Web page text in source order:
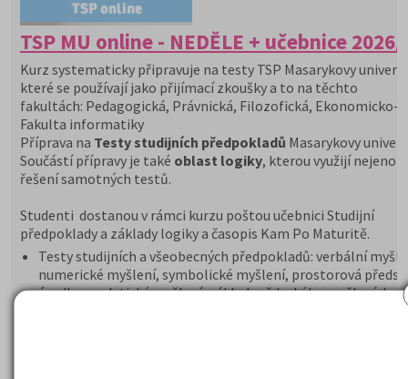
TSP MU online - NEDĚLE + učebnice 2026/
Kurz systematicky připravuje na testy TSP Masarykovy
které se používají jako přijímací zkoušky a to na těchto
fakultách: Pedagogická, Právnická, Filozofická, Ekonomicko-
Fakulta informatiky
Příprava na Testy studijních předpokladů Masarykovy
Součástí přípravy je také oblast logiky, kterou využijí
řešení samotných testů.
Studenti dostanou v rámci kurzu poštou učebnici Studijní
předpoklady a základy logiky a časopis Kam Po Maturitě.
Testy studijních a všeobecných předpokladů: verbální
numerické myšlení, symbolické myšlení, prostorová
úsudky, analytické myšlení, základy vědeckého myšlení,